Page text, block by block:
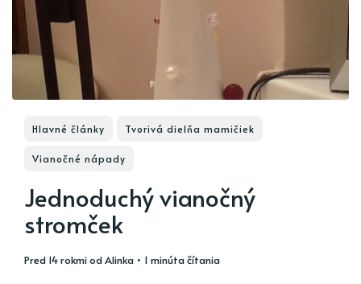
Hlavné články Tvorivá dielňa mamičiek
Vianočné nápady
Jednoduchý vianočný
stromček
pred 14 rokmiodAlinka • 1 minúta čítania